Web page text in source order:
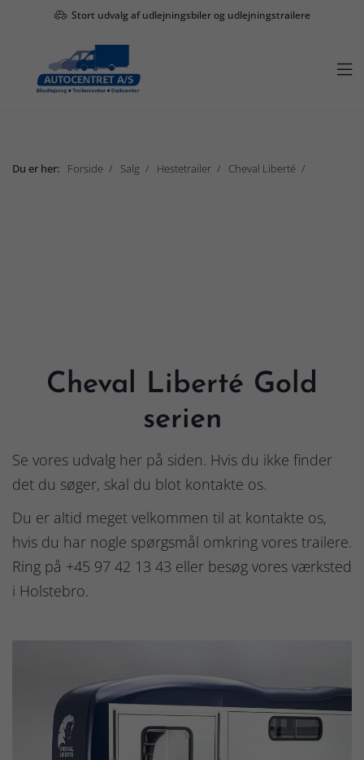
Stort udvalg af udlejningsbiler og udlejningstrailere

Du er her: Forside Salg Hestetrailer
Cheval Liberté
Cheval Liberté Gold
serien
Se vores udvalg her på siden. Hvis du ikke finder
det du søger, skal du blot kontakte os.
Du er altid meget velkommen til at kontakte os,
hvis du har nogle spørgsmål omkring vores trailere.
Ring på +45 97 42 13 43 eller besøg vores værksted
i Holstebro.